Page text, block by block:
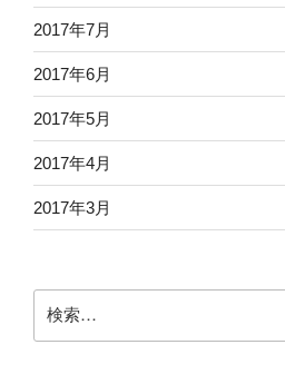
2017年7月
2017年6月
2017年5月
2017年4月
2017年3月
索: